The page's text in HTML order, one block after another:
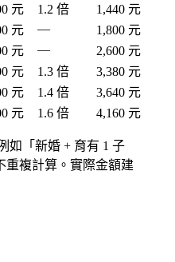
元 1.2 倍
1,440 元
元 —
1,800 元
元 —
2,600 元
元 1.3 倍
3,380 元
元 1.4 倍
3,640 元
元 1.6 倍 4,160 元
如「新婚 + 育有 1 子
重複計算。實際金額建